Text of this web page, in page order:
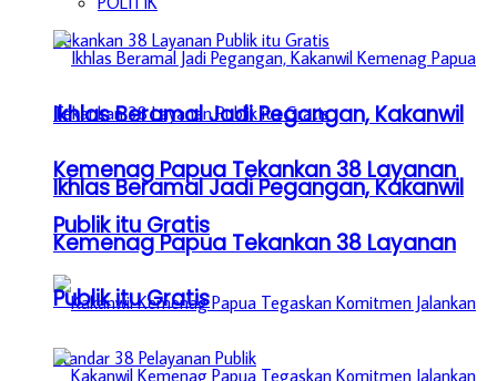
Ikhlas Beramal Jadi Pegangan, Kakanwil
Kemenag Papua Tekankan 38 Layanan
Publik itu Gratis
Ikhlas Beramal Jadi Pegangan, Kakanwil
Kemenag Papua Tekankan 38 Layanan
Publik itu Gratis